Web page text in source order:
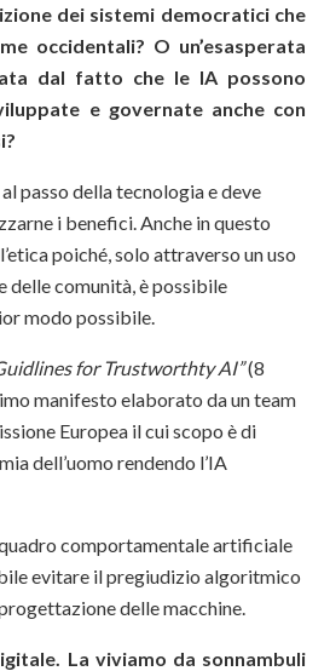
dei sistemi democratici che
occidentali? O un’esasperata
dal fatto che le IA possono
e governate anche con
passo della tecnologia e deve
i benefici. Anche in questo
poiché, solo attraverso un uso
delle comunità, è possibile
modo possibile.
for Trustworthty AI”(8
manifesto elaborato da un team
Europea il cui scopo è di
dell’uomo rendendo l’IA
comportamentale artificiale
evitare il pregiudizio algoritmico
delle macchine.
La viviamo da sonnambuli